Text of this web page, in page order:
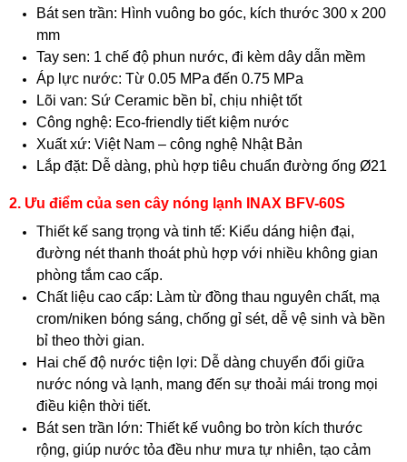
Bát sen trần: Hình vuông bo góc, kích thước 300 x 200
mm
Tay sen: 1 chế độ phun nước, đi kèm dây dẫn mềm
Áp lực nước: Từ 0.05 MPa đến 0.75 MPa
Lõi van: Sứ Ceramic bền bỉ, chịu nhiệt tốt
Công nghệ: Eco-friendly tiết kiệm nước
Xuất xứ: Việt Nam – công nghệ Nhật Bản
Lắp đặt: Dễ dàng, phù hợp tiêu chuẩn đường ống Ø21
2. Ưu điểm của sen cây nóng lạnh INAX BFV-60S
Thiết kế sang trọng và tinh tế: Kiểu dáng hiện đại,
đường nét thanh thoát phù hợp với nhiều không gian
phòng tắm cao cấp.
Chất liệu cao cấp: Làm từ đồng thau nguyên chất, mạ
crom/niken bóng sáng, chống gỉ sét, dễ vệ sinh và bền
bỉ theo thời gian.
Hai chế độ nước tiện lợi: Dễ dàng chuyển đổi giữa
nước nóng và lạnh, mang đến sự thoải mái trong mọi
điều kiện thời tiết.
Bát sen trần lớn: Thiết kế vuông bo tròn kích thước
rộng, giúp nước tỏa đều như mưa tự nhiên, tạo cảm